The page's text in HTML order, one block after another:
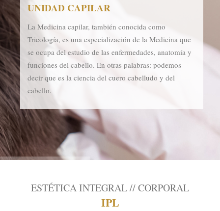
UNIDAD CAPILAR
La Medicina capilar, también conocida como
Tricología, es una especialización de la Medicina que
se ocupa del estudio de las enfermedades, anatomía y
funciones del cabello. En otras palabras: podemos
decir que es la ciencia del cuero cabelludo y del
cabello.
ESTÉTICA INTEGRAL // CORPORAL
IPL